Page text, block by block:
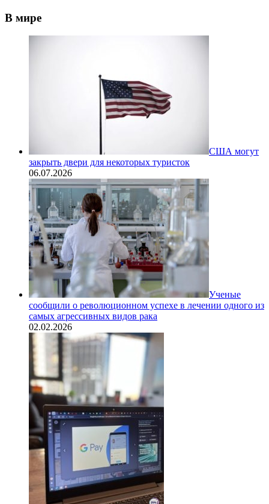
В мире
США могут
закрыть двери для некоторых туристок
06.07.2026
Ученые
сообщили о революционном успехе в лечении одного из
самых агрессивных видов рака
02.02.2026